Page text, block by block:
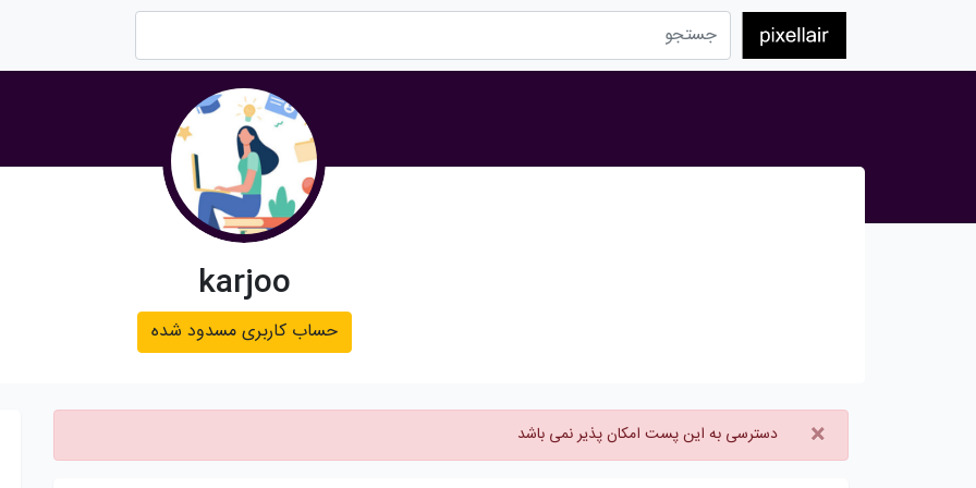
karjoo
حساب کاربری مسدود شده
× دسترسی به این پست امکان پذیر نمی باشد